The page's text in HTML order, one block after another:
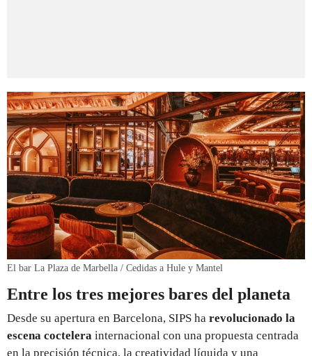
El bar La Plaza de Marbella / Cedidas a Hule y Mantel
Entre los tres mejores bares del planeta
Desde su apertura en Barcelona, SIPS ha revolucionado la
escena coctelera internacional con una propuesta centrada
en la precisión técnica, la creatividad líquida y una